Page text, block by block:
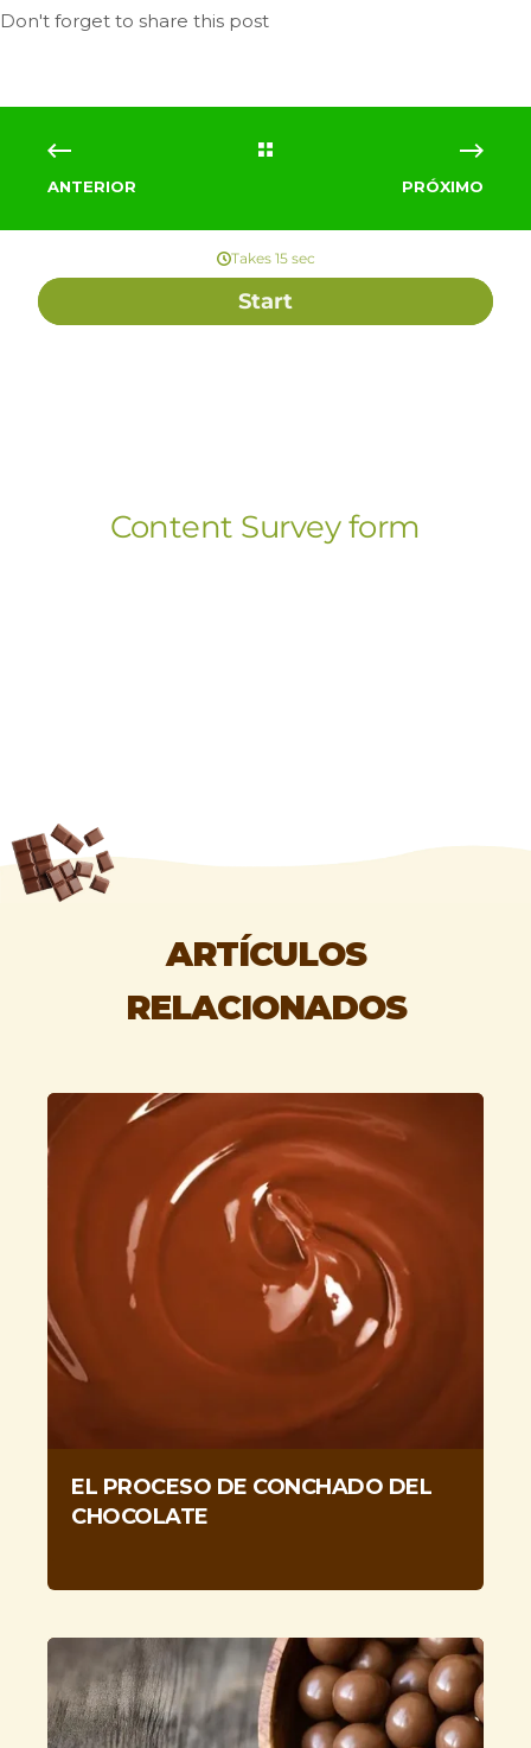
ANTERIOR PRÓXIMO
ARTÍCULOS
RELACIONADOS
EL PROCESO DE CONCHADO DEL
CHOCOLATE